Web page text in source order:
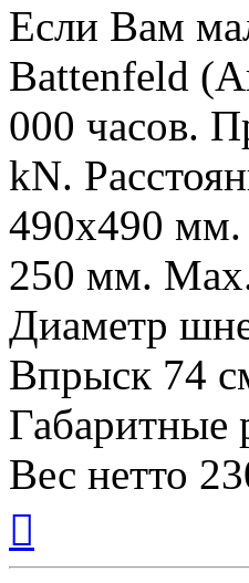
Если Вам
Battenfeld
000 часов.
kN.
490х490
250 мм.
Диаметр
Впрыск 74
Вес нетто
началу